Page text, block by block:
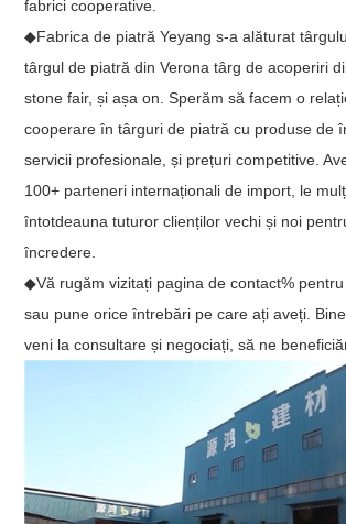
fabrici cooperative.
◆Fabrica de piatră Yeyang s-a alăturat
târgul de piatră din Verona târg de acoperiri
stone fair, și așa on. Sperăm să facem o
cooperare în târguri de piatră cu produse de
servicii profesionale, și prețuri competitive.
100+ parteneri internaționali de import, le
întotdeauna tuturor clienților vechi și noi
încredere.
◆Vă rugăm vizitați pagina de contact%
sau pune orice întrebări pe care ați aveți.
veni la consultare și negociați, să ne